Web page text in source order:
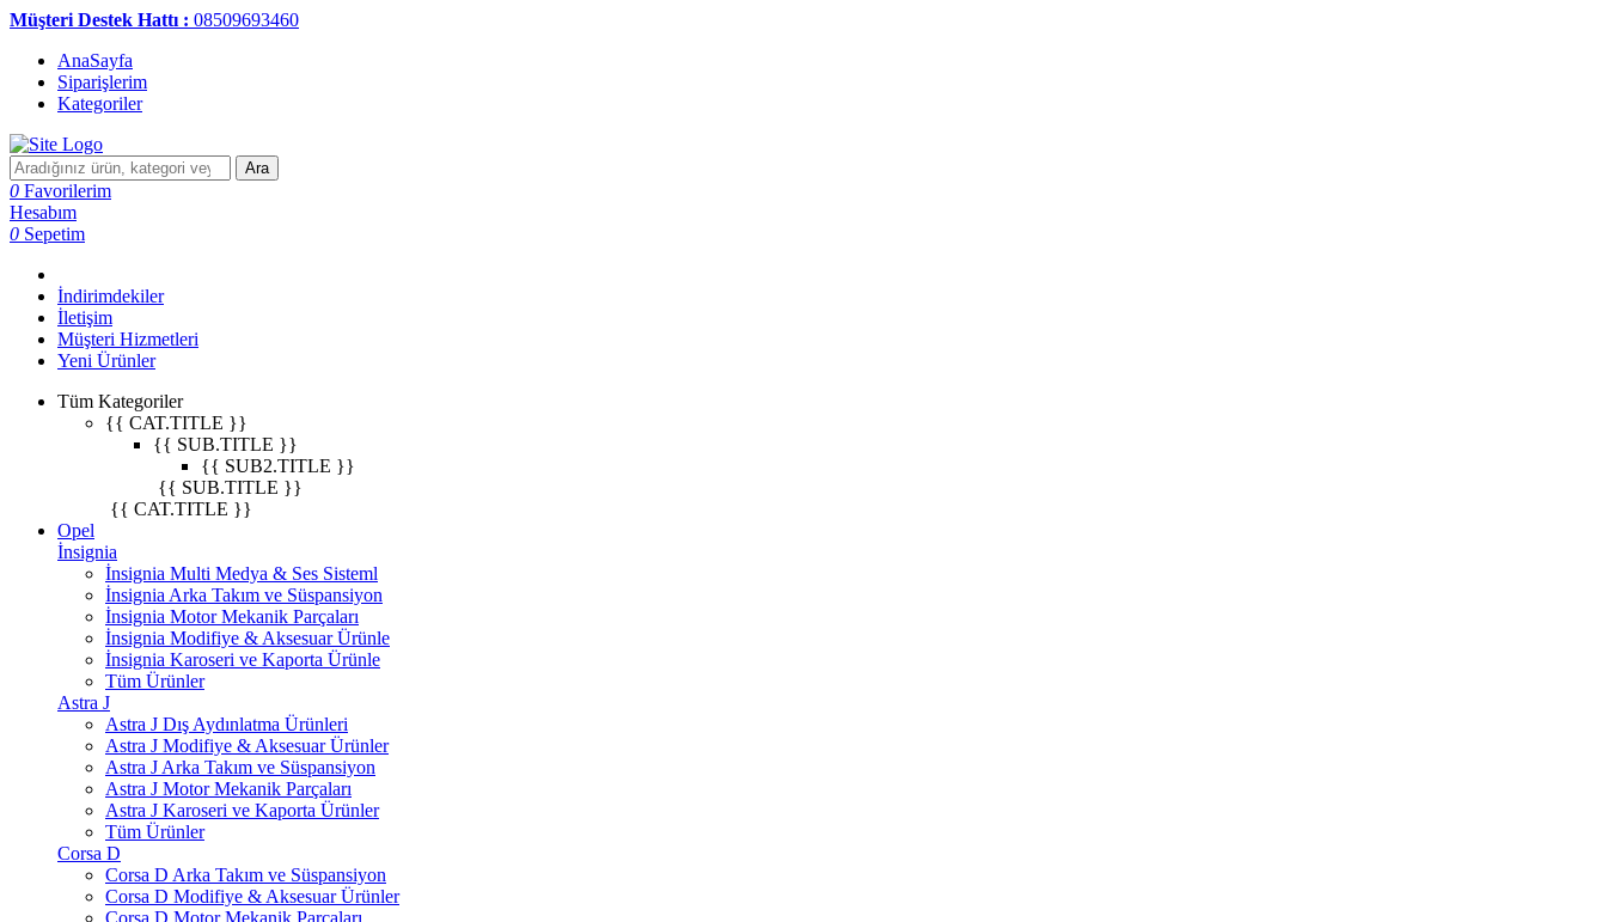
Müşteri Destek Hattı : 08509693460
AnaSayfa
Siparişlerim
Kategoriler
Ara
0 Favorilerim
Hesabım
0 Sepetim
İndirimdekiler
İletişim
Müşteri Hizmetleri
Yeni Ürünler
Tüm Kategoriler
{{ CAT.TITLE }}
{{ SUB.TITLE }}
{{ SUB2.TITLE }}
{{ SUB.TITLE }}
{{ CAT.TITLE }}
Opel
İnsignia
İnsignia Multi Medya & Ses Sisteml
İnsignia Arka Takım ve Süspansiyon
İnsignia Motor Mekanik Parçaları
İnsignia Modifiye & Aksesuar Ürünle
İnsignia Karoseri ve Kaporta Ürünle
Tüm Ürünler
Astra J
Astra J Dış Aydınlatma Ürünleri
Astra J Modifiye & Aksesuar Ürünler
Astra J Arka Takım ve Süspansiyon
Astra J Motor Mekanik Parçaları
Astra J Karoseri ve Kaporta Ürünler
Tüm Ürünler
Corsa D
Corsa D Arka Takım ve Süspansiyon
Corsa D Modifiye & Aksesuar Ürünler
Corsa D Motor Mekanik Parçaları